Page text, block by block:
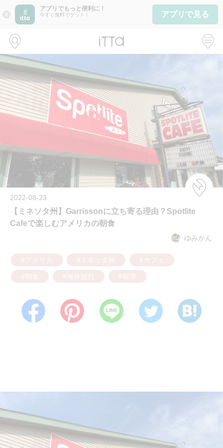
close
アプリでもっと便利に！
今すぐ無料でゲット！ アプリで見る
2022-08-23
【ミネソタ州】Garrissonに立ち寄る理由？Spotlite
Cafeで楽しむアメリカの朝食
ゆみかん